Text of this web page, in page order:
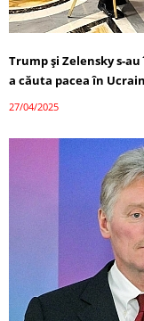
Trump și Zelensky s-
a căuta pacea în
27/04/2025